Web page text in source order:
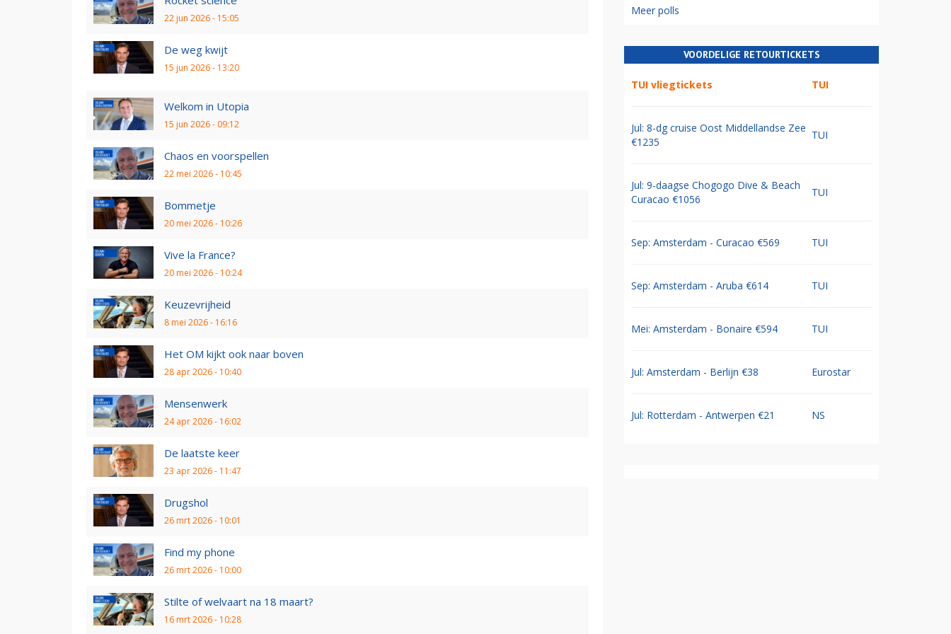
22 jun 2026 - 15:05
De weg kwijt
15 jun 2026 - 13:20
Welkom in Utopia
15 jun 2026 - 09:12
Chaos en voorspellen
22 mei 2026 - 10:45
Bommetje
20 mei 2026 - 10:26
Vive la France?
20 mei 2026 - 10:24
Keuzevrijheid
8 mei 2026 - 16:16
Het OM kijkt ook naar boven
28 apr 2026 - 10:40
Mensenwerk
24 apr 2026 - 16:02
De laatste keer
23 apr 2026 - 11:47
Drugshol
26 mrt 2026 - 10:01
Find my phone
26 mrt 2026 - 10:00
Stilte of welvaart na 18 maart?
16 mrt 2026 - 10:28
Meer polls
VOORDELIGE RETOURTICKETS
TUI vliegtickets TUI
Jul: 8-dg cruise Oost Middellandse Zee
€1235
TUI
Jul: 9-daagse Chogogo Dive & Beach
Curacao €1056
TUI
Sep: Amsterdam - Curacao €569 TUI
Sep: Amsterdam - Aruba €614 TUI
Mei: Amsterdam - Bonaire €594 TUI
Jul: Amsterdam - Berlijn €38 Eurostar
Jul: Rotterdam - Antwerpen €21 NS